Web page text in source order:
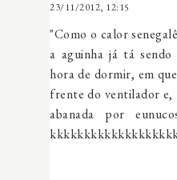
23/11/2012, 12:15
"Como o calor
a aguinha já tá
hora de dormir, em
frente do ventilador e,
abanada por